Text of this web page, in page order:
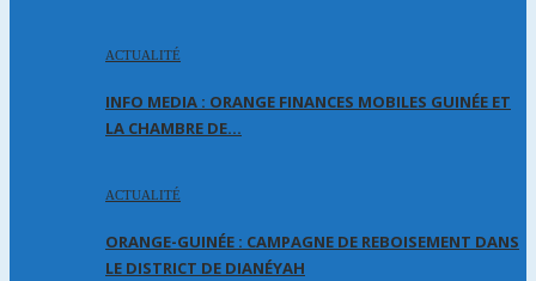
ACTUALITÉ
INFO MEDIA : ORANGE FINANCES MOBILES GUINÉE ET
LA CHAMBRE DE…
ACTUALITÉ
ORANGE-GUINÉE : CAMPAGNE DE REBOISEMENT DANS
LE DISTRICT DE DIANÉYAH